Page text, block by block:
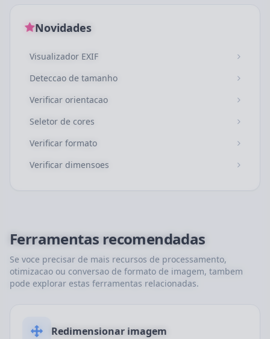
Novidades
Visualizador EXIF
Deteccao de tamanho
Verificar orientacao
Seletor de cores
Verificar formato
Verificar dimensoes
Ferramentas recomendadas
Se voce precisar de mais recursos de processamento,
otimizacao ou conversao de formato de imagem, tambem
pode explorar estas ferramentas relacionadas.
Redimensionar imagem